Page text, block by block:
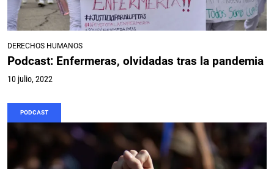
DERECHOS HUMANOS
Podcast: Enfermeras, olvidadas tras la pandemia
10 julio, 2022
PODCAST